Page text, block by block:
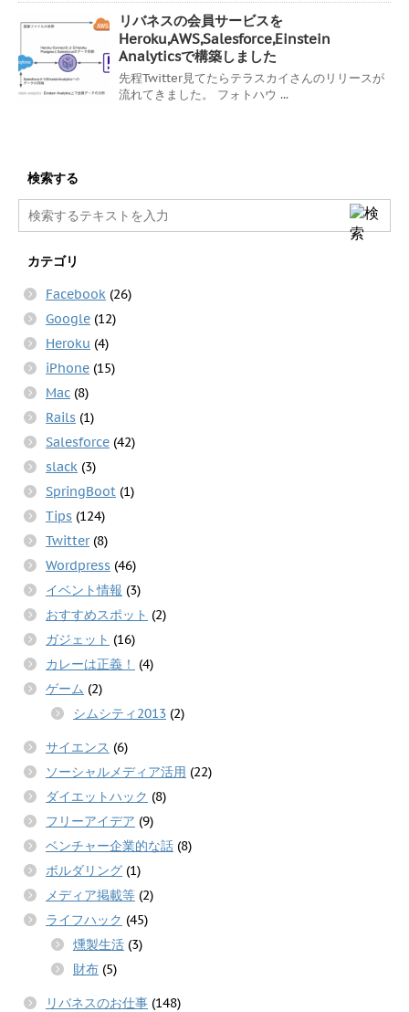
リバネスの会員サービスを
Heroku,AWS,Salesforce,Einstein
Analyticsで構築しました
先程Twitter見てたらテラスカイさんのリリースが
流れてきました。 フォトハウ ...
検索する
カテゴリ
Facebook (26)
Google (12)
Heroku (4)
iPhone (15)
Mac (8)
Rails (1)
Salesforce (42)
slack (3)
SpringBoot (1)
Tips (124)
Twitter(8)
Wordpress (46)
イベント情報 (3)
おすすめスポット (2)
ガジェット (16)
カレーは正義！
(4)
ゲーム (2)
シムシティ2013 (2)
サイエンス (6)
ソーシャルメディア活用 (22)
ダイエットハック (8)
フリーアイデア (9)
ベンチャー企業的な話 (8)
ボルダリング (1)
メディア掲載等 (2)
ライフハック (45)
燻製生活 (3)
財布 (5)
リバネスのお仕事 (148)